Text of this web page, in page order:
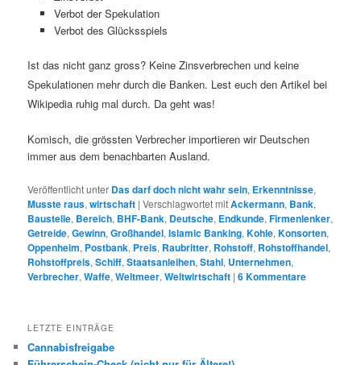
Verbot der Spekulation
Verbot des Glücksspiels
Ist das nicht ganz gross? Keine Zinsverbrechen und keine
Spekulationen mehr durch die Banken. Lest euch den Artikel bei
Wikipedia ruhig mal durch. Da geht was!
Komisch, die grössten Verbrecher importieren wir Deutschen
immer aus dem benachbarten Ausland.
Veröffentlicht unter Das darf doch nicht wahr sein, Erkenntnisse,
Musste raus,wirtschaft |Verschlagwortet mitAckermann, Bank,
Baustelle, Bereich, BHF-Bank, Deutsche, Endkunde,Firmenlenker,
Getreide,Gewinn,Großhandel,Islamic Banking,Kohle,Konsorten,
Oppenheim, Postbank, Preis, Raubritter, Rohstoff, Rohstoffhandel,
Rohstoffpreis,Schiff,Staatsanleihen,Stahl, Unternehmen,
Verbrecher,Waffe,Weltmeer,Weltwirtschaft |6Kommentare
LETZTE EINTRÄGE
Cannabisfreigabe